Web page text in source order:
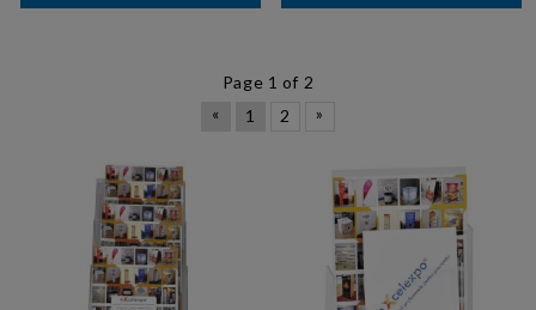
Page 1 of 2
«
1 2 »